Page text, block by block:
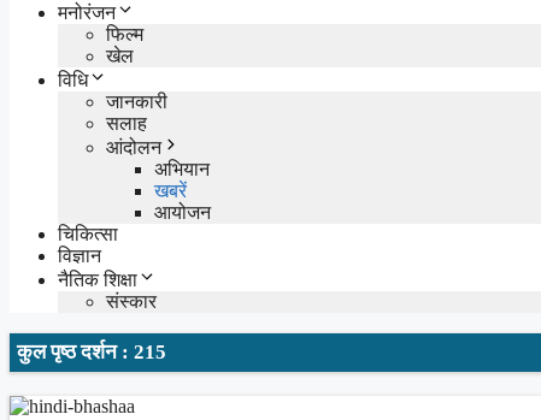
मनोरंजन
फिल्म
खेल
विधि
जानकारी
सलाह
आंदोलन
अभियान
खबरें
आयोजन
चिकित्सा
विज्ञान
नैतिक शिक्षा
संस्कार
कुल पृष्ठ दर्शन : 215